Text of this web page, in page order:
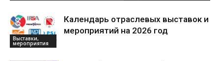
Выставки,
мероприятия
Календарь отраслевых выставок и
мероприятий на 2026 год